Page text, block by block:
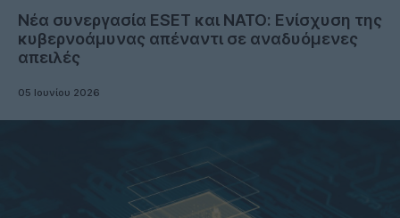
Νέα συνεργασία ESET και ΝΑΤΟ: Ενίσχυση της
κυβερνοάμυνας απέναντι σε αναδυόμενες
απειλές
05 Ιουνίου 2026